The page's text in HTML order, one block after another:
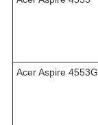
Acer Aspire 4553G